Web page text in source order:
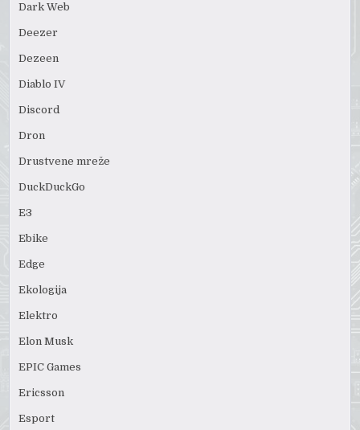
Dark Web
Deezer
Dezeen
Diablo IV
Discord
Dron
Drustvene mreže
DuckDuckGo
E3
Ebike
Edge
Ekologija
Elektro
Elon Musk
EPIC Games
Ericsson
Esport